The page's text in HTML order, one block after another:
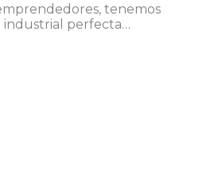
tenemos
industrial perfecta…